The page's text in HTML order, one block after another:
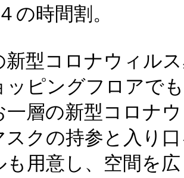
の時間割。
新型コロナウィル
ッピングフロアで
一層の新型コロナ
スクの持参と入り
も用意し、空間を